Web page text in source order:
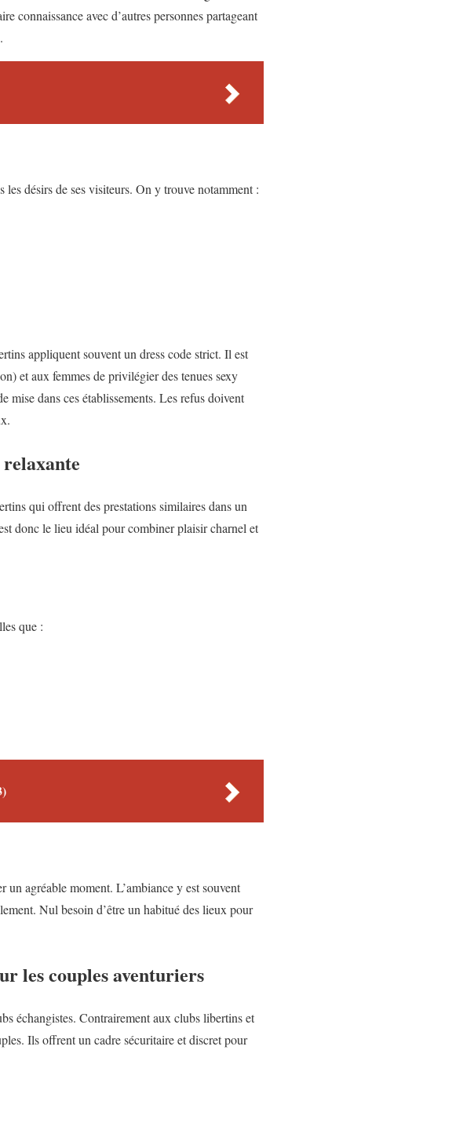
connaissance avec d’autres personnes partageant
désirs de ses visiteurs. On y trouve notamment :
appliquent souvent un dress code strict. Il est
et aux femmes de privilégier des tenues sexy
dans ces établissements. Les refus doivent
qui offrent des prestations similaires dans un
donc le lieu idéal pour combiner plaisir charnel et
que :
agréable moment. L’ambiance y est souvent
Nul besoin d’être un habitué des lieux pour
les couples aventuriers
échangistes. Contrairement aux clubs libertins et
Ils offrent un cadre sécuritaire et discret pour